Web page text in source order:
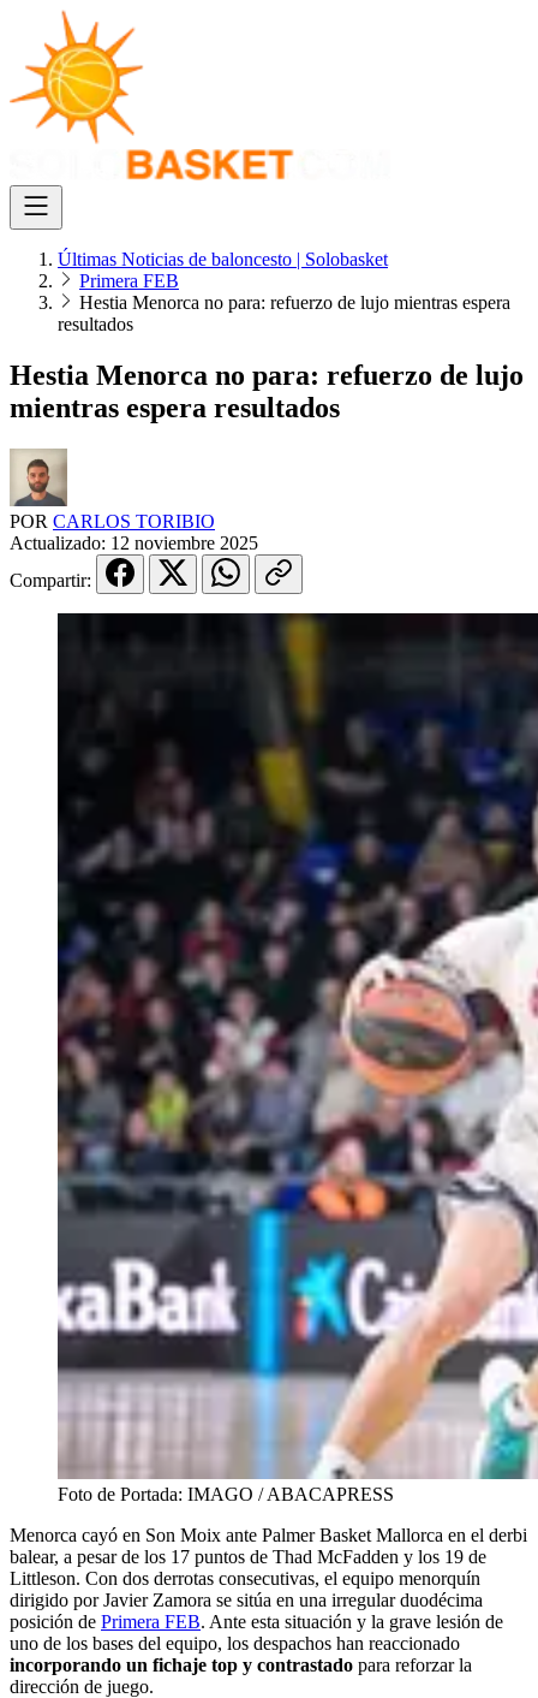
Últimas Noticias de baloncesto | Solobasket
Primera FEB
Hestia Menorca no para: refuerzo de lujo mientras espera
resultados
Hestia Menorca no para: refuerzo de lujo
mientras espera resultados
POR CARLOS TORIBIO
Actualizado: 12 noviembre 2025
Compartir:
Foto de Portada: IMAGO / ABACAPRESS
Menorca cayó en Son Moix ante Palmer Basket Mallorca en el derbi
balear, a pesar de los 17 puntos de Thad McFadden y los 19 de
Littleson. Con dos derrotas consecutivas, el equipo menorquín
dirigido por Javier Zamora se sitúa en una irregular duodécima
posición de Primera FEB. Ante esta situación y la grave lesión de
uno de los bases del equipo, los despachos han reaccionado
incorporando un fichaje top y contrastado para reforzar la
dirección de juego.